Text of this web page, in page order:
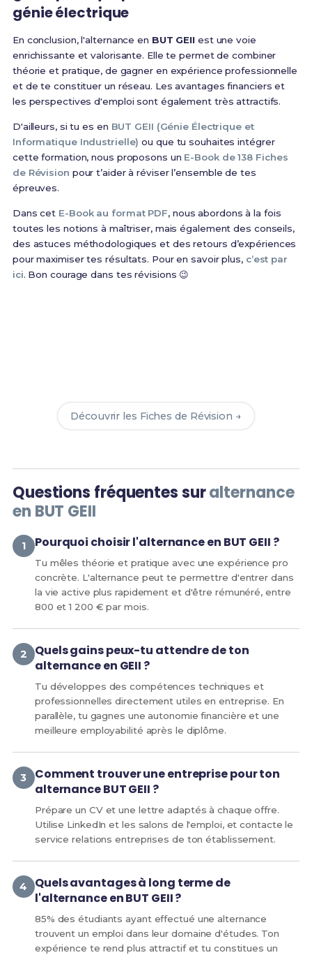
génie électrique
En conclusion, l'alternance en BUT GEII est une voie
enrichissante et valorisante. Elle te permet de combiner
théorie et pratique, de gagner en expérience professionnelle
et de te constituer un réseau. Les avantages financiers et
les perspectives d'emploi sont également très attractifs.
D'ailleurs, si tu es en BUT GEII (Génie Électrique et
Informatique Industrielle) ou que tu souhaites intégrer
cette formation, nous proposons un E-Book de 138 Fiches
de Révision pour t’aider à réviser l’ensemble de tes
épreuves.
Dans cet E-Book au format PDF, nous abordons à la fois
toutes les notions à maîtriser, mais également des conseils,
des astuces méthodologiques et des retours d’expériences
pour maximiser tes résultats. Pour en savoir plus, c’est par
ici. Bon courage dans tes révisions 😉
Découvrir les Fiches de Révision →
Questions fréquentes suralternance
en BUT GEII
Pourquoi choisir l'alternance en BUT GEII ?
Tu mêles théorie et pratique avec une expérience pro
concrète. L'alternance peut te permettre d'entrer dans
la vie active plus rapidement et d'être rémunéré, entre
800 et 1 200 € par mois.
Quels gains peux-tu attendre de ton
alternance en GEII ?
Tu développes des compétences techniques et
professionnelles directement utiles en entreprise. En
parallèle, tu gagnes une autonomie financière et une
meilleure employabilité après le diplôme.
Comment trouver une entreprise pour ton
alternance BUT GEII ?
Prépare un CV et une lettre adaptés à chaque offre.
Utilise LinkedIn et les salons de l'emploi, et contacte le
service relations entreprises de ton établissement.
Quels avantages à long terme de
l'alternance en BUT GEII ?
85% des étudiants ayant effectué une alternance
trouvent un emploi dans leur domaine d'études. Ton
expérience te rend plus attractif et tu constitues un